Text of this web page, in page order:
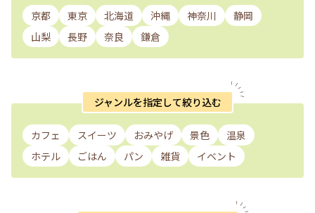
京都 東京 北海道 沖縄 神奈川
静岡
山梨
長野 奈良 鎌倉
ジャンルを指定して絞り込む
カフェ スイーツ おみやげ 景色
温泉
ホテル
ごはん パン 雑貨 イベント